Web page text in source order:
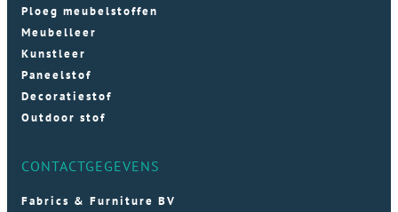
Ploeg meubelstoffen
Meubelleer
Kunstleer
Paneelstof
Decoratiestof
Outdoor stof
CONTACTGEGEVENS
Fabrics & Furniture BV